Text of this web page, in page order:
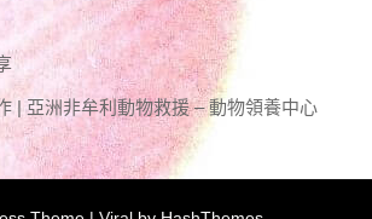
| 亞洲非牟利動物救援 – 動物領養中心